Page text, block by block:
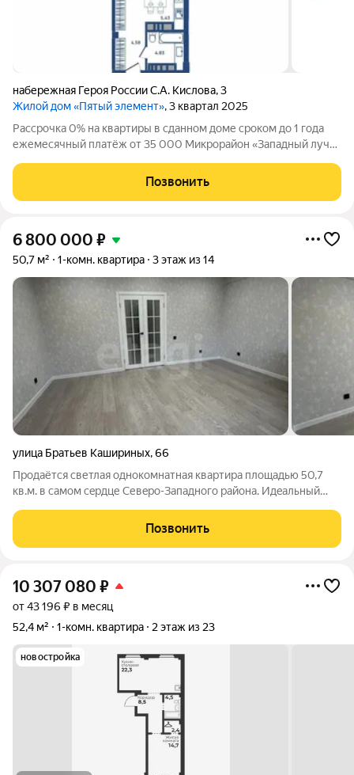
набережная Героя России С.А. Кислова,3
Жилой дом «Пятый элемент», 3 квартал 2025
Рассрочка 0% на квартиры в сданном доме сроком до 1 года
ежемесячный платёж от 35 000 Микрорайон «Западный луч»
пересечении улиц Труда и Энгельса. Монолитно-каркасные
высотные дома формируют
Позвонить
6 800 000 ₽
50,7 м² 1-комн. квартира 3 этаж из 14
улица Братьев Кашириных,66
Пpoдaётся светлaя однокомнатнaя кваpтиpa площадью 50,7
кв.м. в самoм сeрдце Севeро-Западнoгo рaйона. Идeaльный
и готовую к заceлению недвижимость. Локация и
Позвонить
10 307 080 ₽
от 43 196 ₽ в месяц
52,4 м²
1-комн. квартира 2 этаж из 23
новостройка